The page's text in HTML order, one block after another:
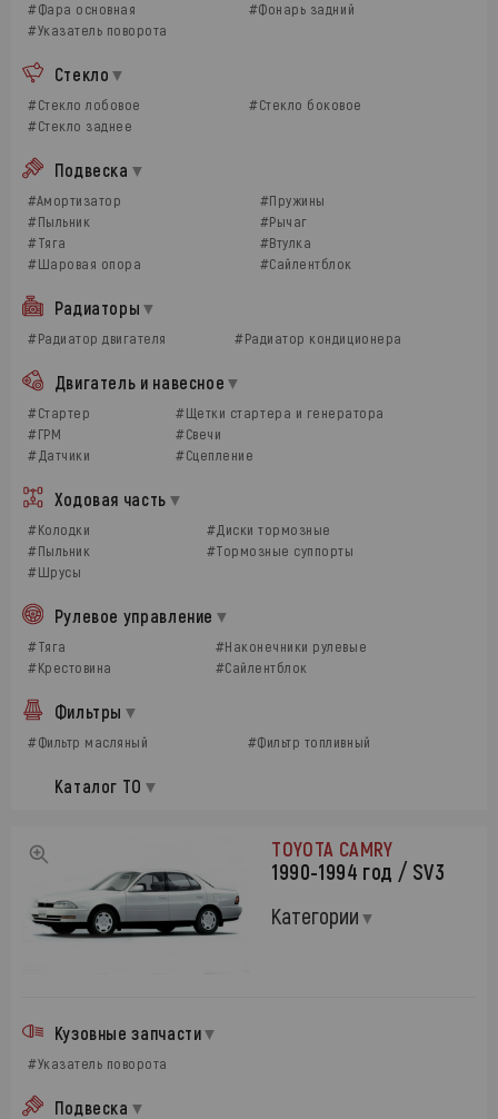
#Фара основная
#Фонарь задний
#Указатель поворота
Стекло
#Стекло лобовое
#Стекло боковое
#Стекло заднее
Подвеска
#Амортизатор
#Пружины
#Пыльник
#Рычаг
#Тяга
#Втулка
#Шаровая опора
#Сайлентблок
Радиаторы
#Радиатор двигателя #Радиатор кондиционера
Двигатель и навесное
#Стартер
#Щетки стартера и генератора
#ГРМ
#Свечи
#Датчики
#Сцепление
Ходовая часть
#Колодки
#Диски тормозные
#Пыльник
#Тормозные суппорты
#Шрусы
Рулевое управление
#Тяга
#Наконечники рулевые
#Крестовина
#Сайлентблок
Фильтры
#Фильтр масляный #Фильтр топливный
Каталог ТО
TOYOTA CAMRY
1990-1994 год / SV3
Категории
Кузовные запчасти
#Указатель поворота
Подвеска